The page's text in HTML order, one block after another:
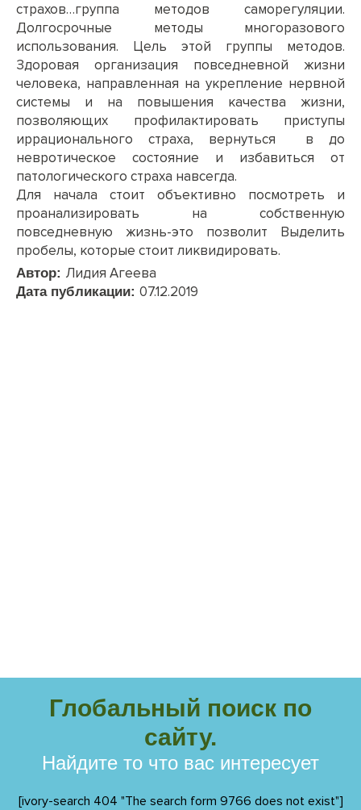
страхов…группа методов саморегуляции.
Долгосрочные методы многоразового
использования. Цель этой группы методов.
Здоровая организация повседневной жизни
человека, направленная на укрепление нервной
системы и на повышения качества жизни,
позволяющих профилактировать приступы
иррационального страха, вернуться в до
невротическое состояние и избавиться от
патологического страха навсегда.
Для начала стоит объективно посмотреть и
проанализировать на собственную
повседневную жизнь-это позволит Выделить
пробелы, которые стоит ликвидировать.
Автор: Лидия Агеева
Дата публикации: 07.12.2019
Глобальный поиск по
сайту.
Найдите то что вас интересует
[ivory-search 404 "The search form 9766 does not exist"]